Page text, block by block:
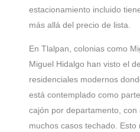
estacionamiento incluido
más allá del precio de lista.
En Tlalpan, colonias como
Miguel Hidalgo han visto el
residenciales modernos
está contemplado como
cajón por departamento, con
muchos casos techado.